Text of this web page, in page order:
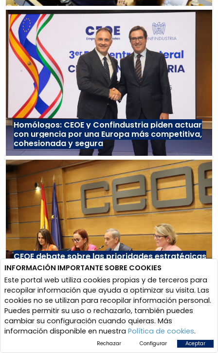
Homólogos: CEOE y Confindustria piden actuar
con urgencia por una Europa más competitiva,
cohesionada y segura
CEOE debate sobre las prioridades estratégicas
de la UE tras el discurso sobre el Estado de la
Unión (SOTEU), el contexto económico actual de
Europa y España y los retos fiscales a los que se
enfrenta la Unión.
INFORMACIÓN IMPORTANTE SOBRE COOKIES
Este portal web utiliza cookies propias y de terceros para
recopilar información que ayuda a optimizar su visita. Las
cookies no se utilizan para recopilar información personal.
Puedes permitir su uso o rechazarlo, también puedes
cambiar su configuración cuando quieras. Más
información disponible en nuestra Política de cookies.
Rechazar Configurar Aceptar